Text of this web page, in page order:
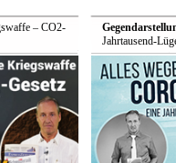
– CO2-
Jahrtausend-